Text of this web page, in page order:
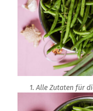
1. Alle Zutaten für